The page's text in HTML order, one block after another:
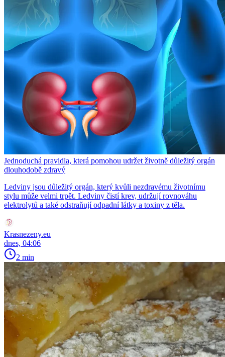
Jednoduchá pravidla, která pomohou udržet životně důležitý orgán
dlouhodobě zdravý
Ledviny jsou důležitý orgán, který kvůli nezdravému životnímu
stylu může velmi trpět. Ledviny čistí krev, udržují rovnováhu
elektrolytů a také odstraňují odpadní látky a toxiny z těla.
Krasnezeny.eu
dnes, 04:06
2 min